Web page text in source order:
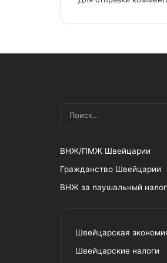
ВНЖ/ПМЖ Швейцарии
Гражданство Швейцарии
ВНЖ за паушальный налог
Швейцарская
Швейцарские налоги